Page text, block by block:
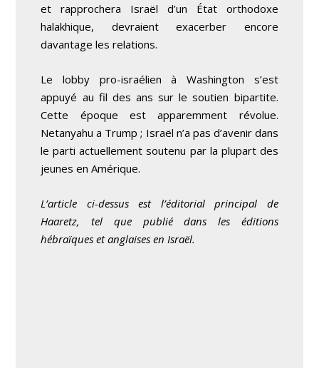
et rapprochera Israël d’un État orthodoxe
halakhique, devraient exacerber encore
davantage les relations.
Le lobby pro-israélien à Washington s’est
appuyé au fil des ans sur le soutien bipartite.
Cette époque est apparemment révolue.
Netanyahu a Trump ; Israël n’a pas d’avenir dans
le parti actuellement soutenu par la plupart des
jeunes en Amérique.
L’article ci-dessus est l’éditorial principal de
Haaretz, tel que publié dans les éditions
hébraïques et anglaises en Israël.